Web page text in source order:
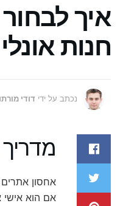
איך
חנות
נכתב על ידי דודי
אחסון
אם הוא אישי